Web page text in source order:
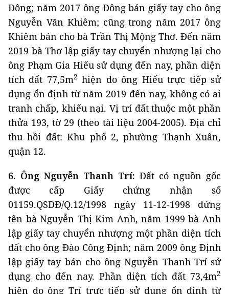
Đông; năm 2017 ông Đông bán giấy tay cho ông
Nguyễn Văn Khiêm; cũng trong năm 2017 ông
Khiêm bán cho bà Trần Thị Mộng Thơ. Đến năm
2019 bà Thơ lập giấy tay chuyển nhượng lại cho
ông Phạm Gia Hiếu sử dụng đến nay, phần diện
tích đất 77,5m2 hiện do ông Hiếu trực tiếp sử
dụng ổn định từ năm 2019 đến nay, không có ai
tranh chấp, khiếu nại. Vị trí đất thuộc một phần
thửa 193, tờ 29 (theo tài liệu 2004-2005). Địa chỉ
thu hồi đất: Khu phố 2, phường Thạnh Xuân,
quận 12.
6. Ông Nguyễn Thanh Trí: Đất có nguồn gốc
được cấp Giấy chứng nhận số
01159.QSDĐ/Q.12/1998 ngày 11-12-1998 đứng
tên bà Nguyễn Thị Kim Anh, năm 1999 bà Anh
lập giấy tay chuyển nhượng một phần diện tích
đất cho ông Đào Công Định; năm 2009 ông Định
lập giấy tay bán cho ông Nguyễn Thanh Trí sử
dụng cho đến nay. Phần diện tích đất 73,4m2
hiện do ông Trí trực tiếp sử dụng ổn định từ